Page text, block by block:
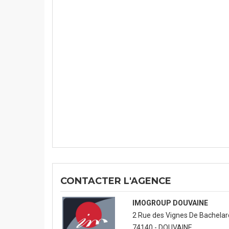
CONTACTER L'AGENCE
IMOGROUP DOUVAINE
2 Rue des Vignes De